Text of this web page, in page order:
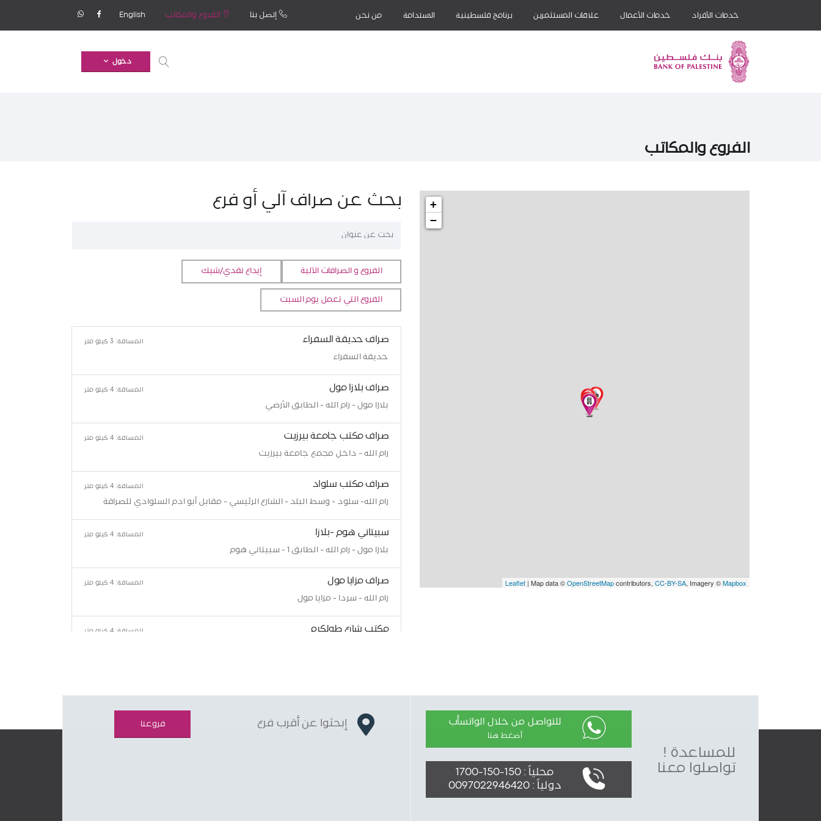
خدمات الأفراد خدمات الأعمال علاقات المستثمرين برنامج فلسطينية الاستدامة من نحن إتصل بنا الفروع والمكاتب English
دخول
الفروع والمكاتب
+
−
Leaflet | Map data ©OpenStreetMapcontributors, CC-BY-SA, Imagery ©Mapbox
بحث عن صراف آلي أو فرع
الفروع و الصرافات الآلية إيداع نقدي/شيك
الفروع التي تعمل يوم السبت
صراف حديقة السفراء المسافة: 3 كيلو متر
حديقة السفراء
صراف بلازا مول المسافة: 4 كيلو متر
بلازا مول - رام الله - الطابق الأرضي
صراف مكتب جامعة بيرزيت المسافة: 4 كيلو متر
رام الله - داخل مجمع جامعة بيرزيت
صراف مكتب سلواد المسافة: 4 كيلو متر
رام الله- سلود - وسط البلد - الشارع الرئيسي - مقابل أبو ادم السلوادي للصرافة
سبيتاني هوم -بلازا المسافة: 4 كيلو متر
بلازا مول - رام الله - الطابق 1 - سبيتاني هوم
صراف مزايا مول المسافة: 4 كيلو متر
رام الله - سردا - مزايا مول
مكتب شارع طولكرم المسافة: 4 كيلو متر
طولكرم – شارع العودة – بجانب مجمع المحاكم الجديد
صراف محطة ابو زايد للوقود المسافة: 4 كيلو متر
للمساعدة !
تواصلوا معنا
للتواصل من خلال الواتسأب
أضغط هنا
محلياً : 150-150-1700
دولياً : 0097022946420
إبحثوا عن أقرب فرع فروعنا